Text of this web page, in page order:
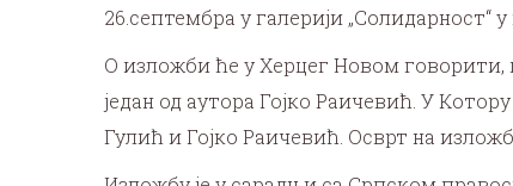
26.септембра у галерији „Солидарност“
О изложби ће у Херцег Новом
један од аутора Гојко Раичевић. У
Гулић и Гојко Раичевић. Осврт на